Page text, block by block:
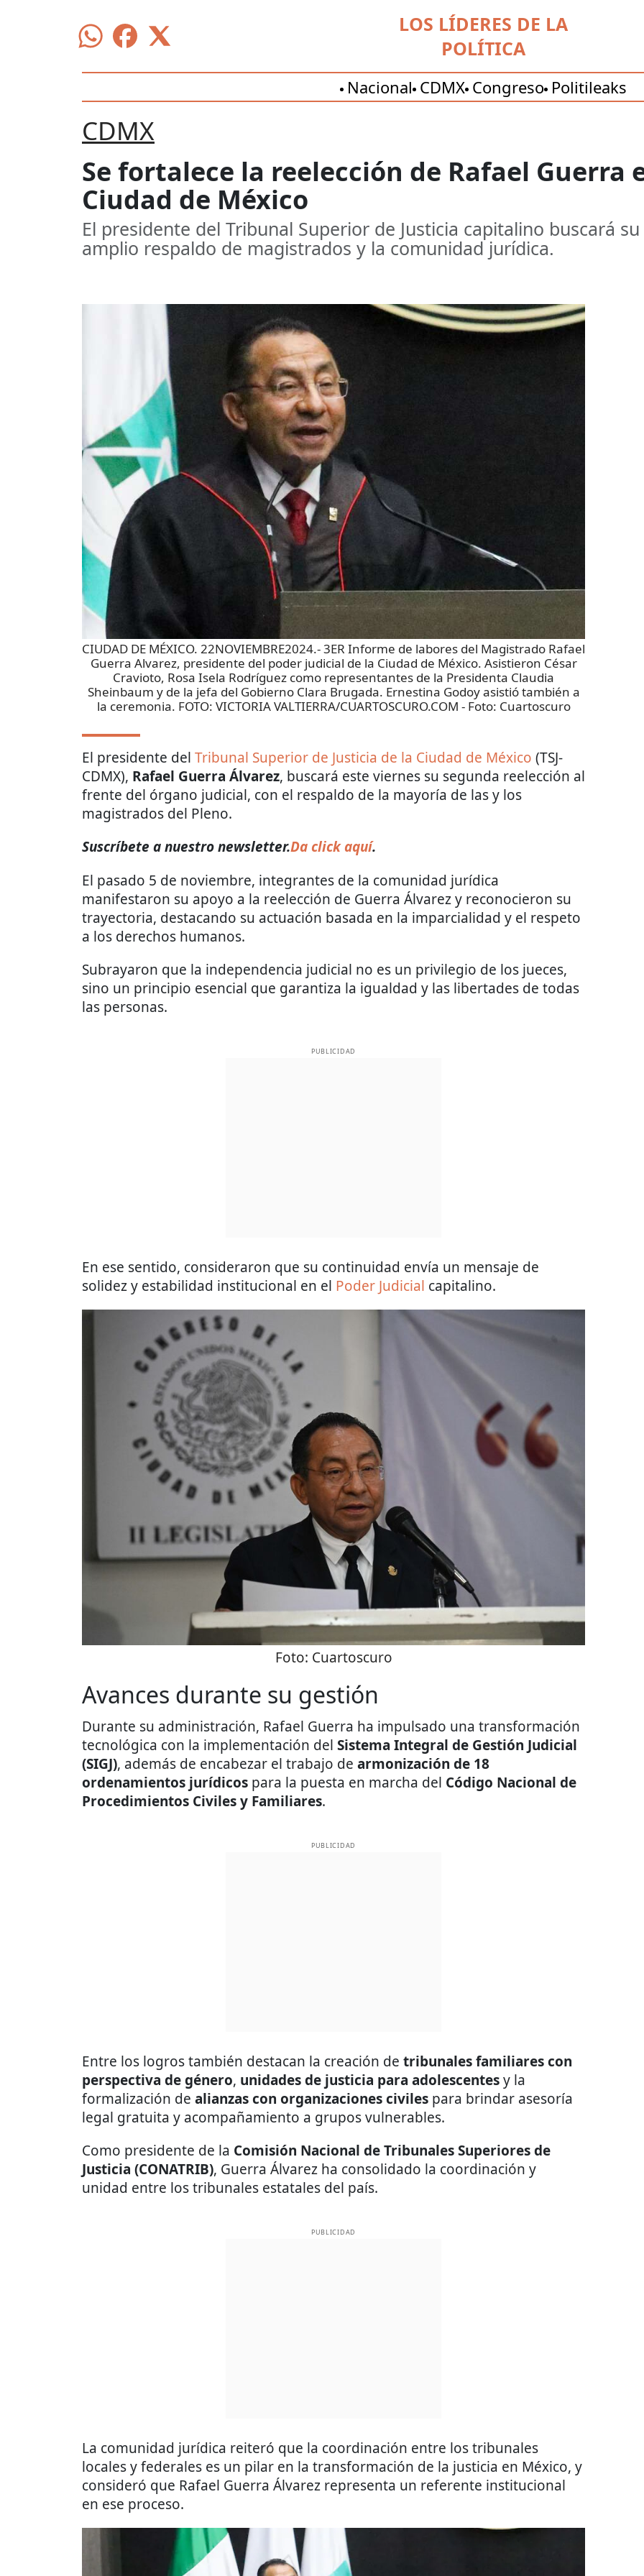
LOS LÍDERES DE LA
POLÍTICA
Nacional CDMX Congreso Politileaks
CDMX
Se fortalece la reelección de Rafael Guerra
Ciudad de México
El presidente del Tribunal Superior de Justicia capitalino buscará
amplio respaldo de magistrados y la comunidad jurídica.
CIUDAD DE MÉXICO. 22NOVIEMBRE2024.- 3ER Informe de labores del Magistrado Rafael
Guerra Alvarez, presidente del poder judicial de la Ciudad de México. Asistieron César
Cravioto, Rosa Isela Rodríguez como representantes de la Presidenta Claudia
Sheinbaum y de la jefa del Gobierno Clara Brugada. Ernestina Godoy asistió también a
la ceremonia. FOTO: VICTORIA VALTIERRA/CUARTOSCURO.COM - Foto: Cuartoscuro
El presidente del Tribunal Superior de Justicia de la Ciudad de México (TSJ-
CDMX), Rafael Guerra Álvarez, buscará este viernes su segunda reelección al
frente del órgano judicial, con el respaldo de la mayoría de las y los
magistrados del Pleno.
Suscríbete a nuestro newsletter.Da click aquí.
El pasado 5 de noviembre, integrantes de la comunidad jurídica
manifestaron su apoyo a la reelección de Guerra Álvarez y reconocieron su
trayectoria, destacando su actuación basada en la imparcialidad y el respeto
a los derechos humanos.
Subrayaron que la independencia judicial no es un privilegio de los jueces,
sino un principio esencial que garantiza la igualdad y las libertades de todas
las personas.
PUBLICIDAD
En ese sentido, consideraron que su continuidad envía un mensaje de
solidez y estabilidad institucional en el Poder Judicial capitalino.
Foto: Cuartoscuro
Avances durante su gestión
Durante su administración, Rafael Guerra ha impulsado una transformación
tecnológica con la implementación del Sistema Integral de Gestión Judicial
(SIGJ), además de encabezar el trabajo de armonización de 18
ordenamientos jurídicos para la puesta en marcha del Código Nacional de
Procedimientos Civiles y Familiares.
PUBLICIDAD
Entre los logros también destacan la creación de tribunales familiares con
perspectiva de género, unidades de justicia para adolescentesy la
formalización de alianzas con organizaciones civiles para brindar asesoría
legal gratuita y acompañamiento a grupos vulnerables.
Como presidente de la Comisión Nacional de Tribunales Superiores de
Justicia (CONATRIB), Guerra Álvarez ha consolidado la coordinación y
unidad entre los tribunales estatales del país.
PUBLICIDAD
La comunidad jurídica reiteró que la coordinación entre los tribunales
locales y federales es un pilar en la transformación de la justicia en México, y
consideró que Rafael Guerra Álvarez representa un referente institucional
en ese proceso.